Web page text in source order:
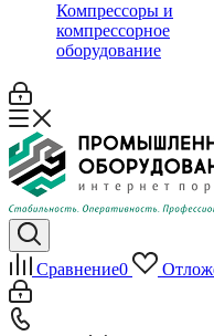
Компрессоры и
компрессорное
оборудование
Сравнение0